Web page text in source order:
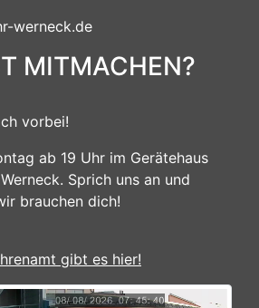
werneck.de
MITMACHEN?
vorbei!
ab 19 Uhr im Gerätehaus
Sprich uns an und
brauchen dich!
gibt es hier!